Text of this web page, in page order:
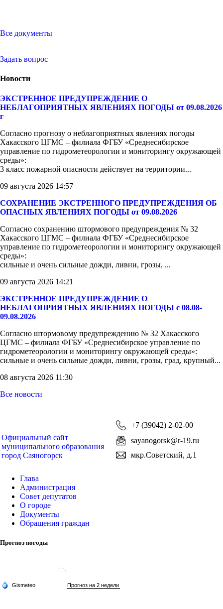
Все документы
Задать вопрос
Новости
ЭКСТРЕННОЕ ПРЕДУПРЕЖДЕНИЕ О
НЕБЛАГОПРИЯТНЫХ ЯВЛЕНИЯХ ПОГОДЫ от 09.08.2026
г
Согласно прогнозу о неблагоприятных явлениях погоды
Хакасского ЦГМС – филиала ФГБУ «Среднесибирское
управление по гидрометеорологии и мониторингу окружающей
среды»:
3 класс пожарной опасности действует на территории...
09 августа 2026 14:57
СОХРАНЕНИЕ ЭКСТРЕННОГО ПРЕДУПРЕЖДЕНИЯ ОБ
ОПАСНЫХ ЯВЛЕНИЯХ ПОГОДЫ от 09.08.2026
Согласно сохранению штормового предупреждения № 32
Хакасского ЦГМС – филиала ФГБУ «Среднесибирское
управление по гидрометеорологии и мониторингу окружающей
среды»:
сильные и очень сильные дожди, ливни, грозы, ...
09 августа 2026 14:21
ЭКСТРЕННОЕ ПРЕДУПРЕЖДЕНИЕ О
НЕБЛАГОПРИЯТНЫХ ЯВЛЕНИЯХ ПОГОДЫ с 08.08-
09.08.2026
Согласно штормовому предупреждению № 32 Хакасского
ЦГМС – филиала ФГБУ «Среднесибирское управление по
гидрометеорологии и мониторингу окружающей среды»:
сильные и очень сильные дожди, ливни, грозы, град, крупный...
08 августа 2026 11:30
Все новости
Официальный сайт
муниципального образования
город Саяногорск
+7 (39042) 2-02-00
sayanogorsk@r-19.ru
мкр.Советский, д.1
Глава
Администрация
Совет депутатов
О городе
Документы
Обращения граждан
Прогноз погоды